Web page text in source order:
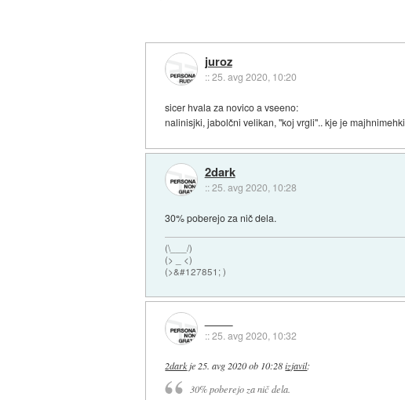
juroz
::25. avg 2020, 10:20
sicer hvala za novico a vseeno:
nalinisjki, jabolčni velikan, "koj vrgli".. kje je
2dark
::25. avg 2020, 10:28
30% poberejo za nič dela.
(\___/)
(> _ <)
(>&#127851; )
::25. avg 2020, 10:32
2darkje 25. avg 2020 ob 10:28 izjavil:
30% poberejo za nič dela.